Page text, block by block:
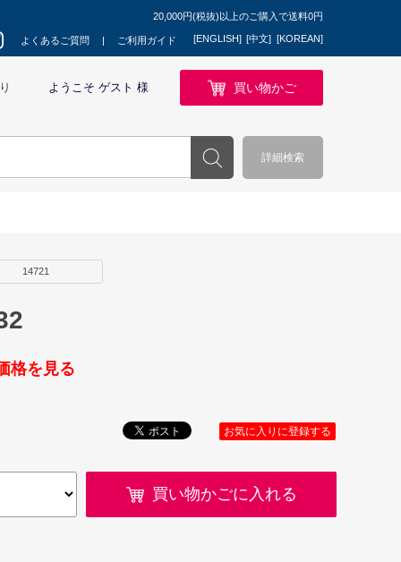
20,000円(税抜)以上のご購入で送料0円
よくあるご質問 ご利用ガイド [ENGLISH] [中文] [KOREAN]
ようこそ ゲスト 様 買い物かご
詳細検索
14721
格を見る
お気に入りに登録する
買い物かごに入れる